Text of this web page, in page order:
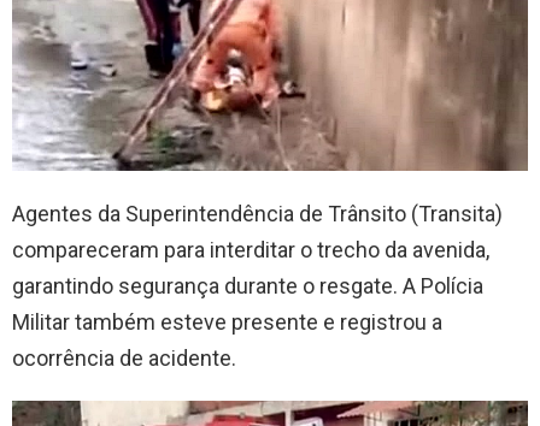
Agentes da Superintendência de Trânsito (Transita)
compareceram para interditar o trecho da avenida,
garantindo segurança durante o resgate. A Polícia
Militar também esteve presente e registrou a
ocorrência de acidente.